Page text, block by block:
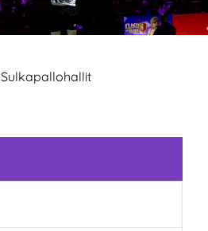
Sulkapallohallit